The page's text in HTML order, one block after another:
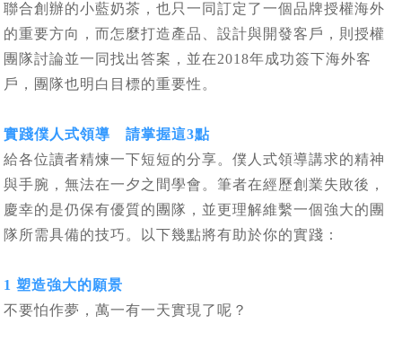
聯合創辦的小藍奶茶，也只一同訂定了一個品牌授權海外
的重要方向，而怎麼打造產品、設計與開發客戶，則授權
團隊討論並一同找出答案，並在2018年成功簽下海外客
戶，團隊也明白目標的重要性。
實踐僕人式領導 請掌握這3點
給各位讀者精煉一下短短的分享。僕人式領導講求的精神
與手腕，無法在一夕之間學會。筆者在經歷創業失敗後，
慶幸的是仍保有優質的團隊，並更理解維繫一個強大的團
隊所需具備的技巧。以下幾點將有助於你的實踐：
1 塑造強大的願景
不要怕作夢，萬一有一天實現了呢？